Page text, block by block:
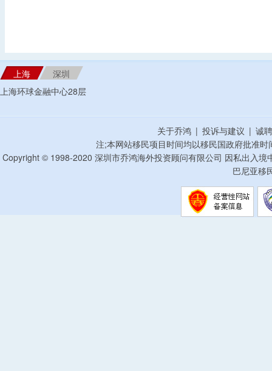
上海
深圳
上海环球金融中心28层
关于乔鸿 | 投诉与建议 | 诚
注;本网站移民项目时间均以移民国政府批准
Copyright © 1998-2020 深圳市乔鸿海外投资顾问有限公司 因私出入
巴尼亚移